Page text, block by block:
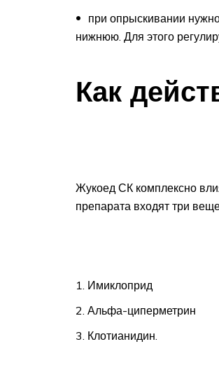
при опрыскивании
нижнюю. Для этого
Как
Жукоед СК комплексно
препарата входят три
Имиклоприд
Альфа-циперметрин
Клотианидин.